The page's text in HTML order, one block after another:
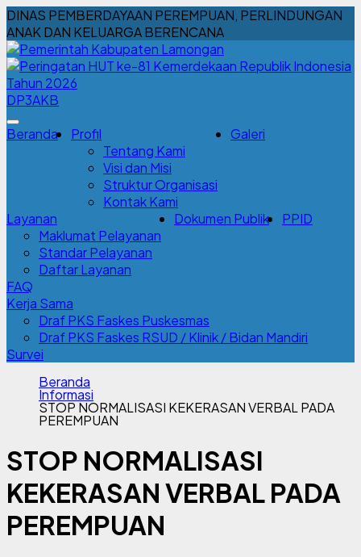
DINAS PEMBERDAYAAN PEREMPUAN, PERLINDUNGAN
ANAK DAN KELUARGA BERENCANA
DP3AKB
Beranda
Profil
Tentang Kami
Visi dan Misi
Struktur Organisasi
Kontak Kami
Galeri
Layanan
Maklumat Pelayanan
Standar Pelayanan
Daftar Layanan
Dokumen Publik PPID
FAQ
Kerja Sama
Draf PKS Faskes Puskesmas
Draf PKS Faskes RSUD / Klinik / Bidan Mandiri
Survei
Beranda
Informasi
STOP NORMALISASI KEKERASAN VERBAL PADA
PEREMPUAN
STOP NORMALISASI
KEKERASAN VERBAL PADA
PEREMPUAN